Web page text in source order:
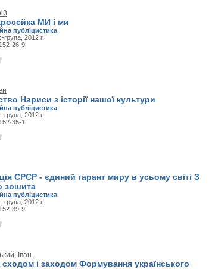
МИ і ми
публіцистика
група, 2012 г.
26-9
Нариси з історії нашої культури
публіцистика
група, 2012 г.
35-1
СРСР - єдиний гарант миру в усьому світі З
зошита
публіцистика
група, 2012 г.
39-9
Іван
сходом і заходом Формування українського